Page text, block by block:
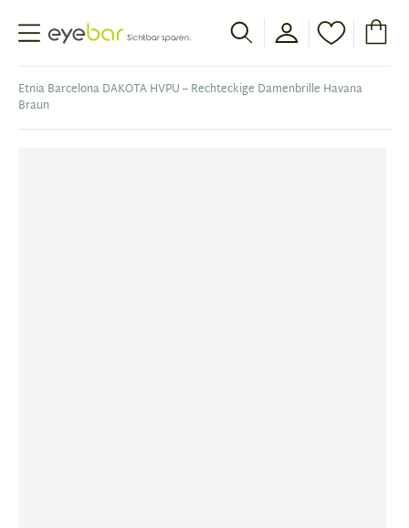
Abele Optic
Etnia Barcelona DAKOTA HVPU – Rechteckige Damenbrille Havana
Braun